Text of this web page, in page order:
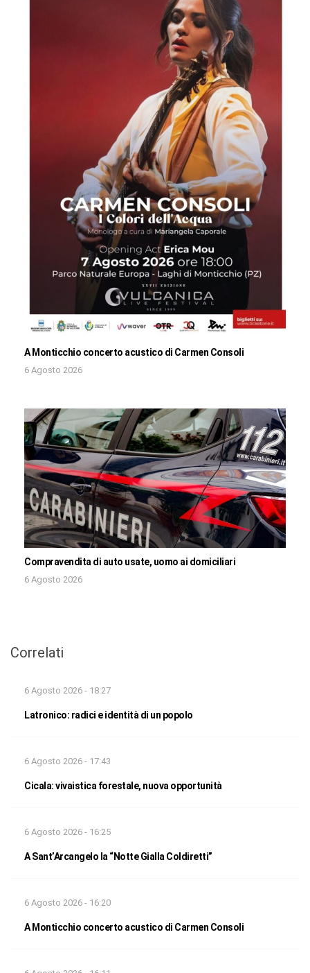
A Monticchio concerto acustico di Carmen Consoli
6 Agosto 2026
Compravendita di auto usate, uomo ai domiciliari
6 Agosto 2026
Correlati
6 Agosto 2026 - 18:27
Latronico: radici e identità di un popolo
6 Agosto 2026 - 17:43
Cicala: vivaistica forestale, nuova opportunità
6 Agosto 2026 - 16:25
A Sant’Arcangelo la “Notte Gialla Coldiretti”
6 Agosto 2026 - 16:20
A Monticchio concerto acustico di Carmen Consoli